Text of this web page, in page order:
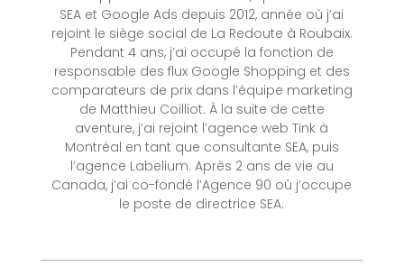
SEA et Google Ads depuis 2012, année où j’ai
rejoint le siège social de La Redoute à Roubaix.
Pendant 4 ans, j’ai occupé la fonction de
responsable des flux Google Shopping et des
comparateurs de prix dans l’équipe marketing
de Matthieu Coilliot. À la suite de cette
aventure, j’ai rejoint l’agence web Tink à
Montréal en tant que consultante SEA, puis
l’agence Labelium. Après 2 ans de vie au
Canada, j’ai co-fondé l’Agence 90 où j’occupe
le poste de directrice SEA.